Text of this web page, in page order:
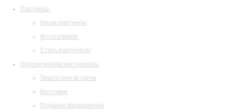
Партнеры
Наши партнеры
Фотогалерея
Стать партнером
Просветительские проекты
Творческие встречи
Выставки
Издания филармонии